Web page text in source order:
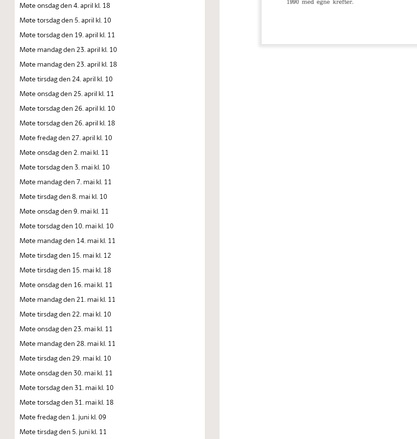
Møte onsdag den 4. april kl. 18
Møte torsdag den 5. april kl. 10
Møte torsdag den 19. april kl. 11
Møte mandag den 23. april kl. 10
Møte mandag den 23. april kl. 18
Møte tirsdag den 24. april kl. 10
Møte onsdag den 25. april kl. 11
Møte torsdag den 26. april kl. 10
Møte torsdag den 26. april kl. 18
Møte fredag den 27. april kl. 10
Møte onsdag den 2. mai kl. 11
Møte torsdag den 3. mai kl. 10
Møte mandag den 7. mai kl. 11
Møte tirsdag den 8. mai kl. 10
Møte onsdag den 9. mai kl. 11
Møte torsdag den 10. mai kl. 10
Møte mandag den 14. mai kl. 11
Møte tirsdag den 15. mai kl. 12
Møte tirsdag den 15. mai kl. 18
Møte onsdag den 16. mai kl. 11
Møte mandag den 21. mai kl. 11
Møte tirsdag den 22. mai kl. 10
Møte onsdag den 23. mai kl. 11
Møte mandag den 28. mai kl. 11
Møte tirsdag den 29. mai kl. 10
Møte onsdag den 30. mai kl. 11
Møte torsdag den 31. mai kl. 10
Møte torsdag den 31. mai kl. 18
Møte fredag den 1. juni kl. 09
Møte tirsdag den 5. juni kl. 11